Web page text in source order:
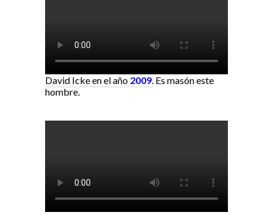
David Icke en el año 2009. Es masón este
hombre.